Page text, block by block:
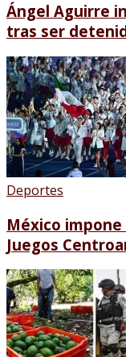
Ángel Aguirre
tras ser
Deportes
México
Juegos